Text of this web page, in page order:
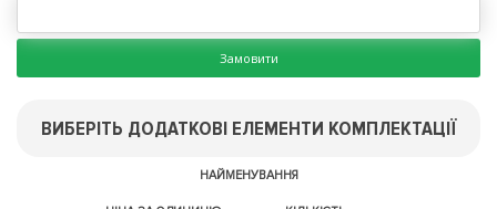
Замовити
ВИБЕРІТЬ ДОДАТКОВІ ЕЛЕМЕНТИ КОМПЛЕКТАЦІЇ
НАЙМЕНУВАННЯ